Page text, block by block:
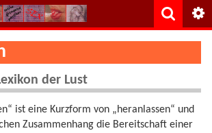
der Lust
ist eine Kurzform von „heranlassen“ und
Zusammenhang die Bereitschaft einer